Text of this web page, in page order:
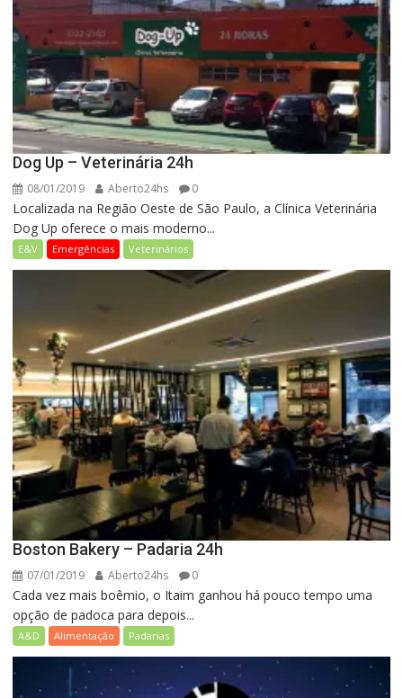
Dog Up – Veterinária 24h
08/01/2019 Aberto24hs 0
Localizada na Região Oeste de São Paulo, a Clínica Veterinária
Dog Up oferece o mais moderno...
E&V Emergências Veterinários
Boston Bakery – Padaria 24h
07/01/2019 Aberto24hs 0
Cada vez mais boêmio, o Itaim ganhou há pouco tempo uma
opção de padoca para depois...
A&D Alimentação Padarias